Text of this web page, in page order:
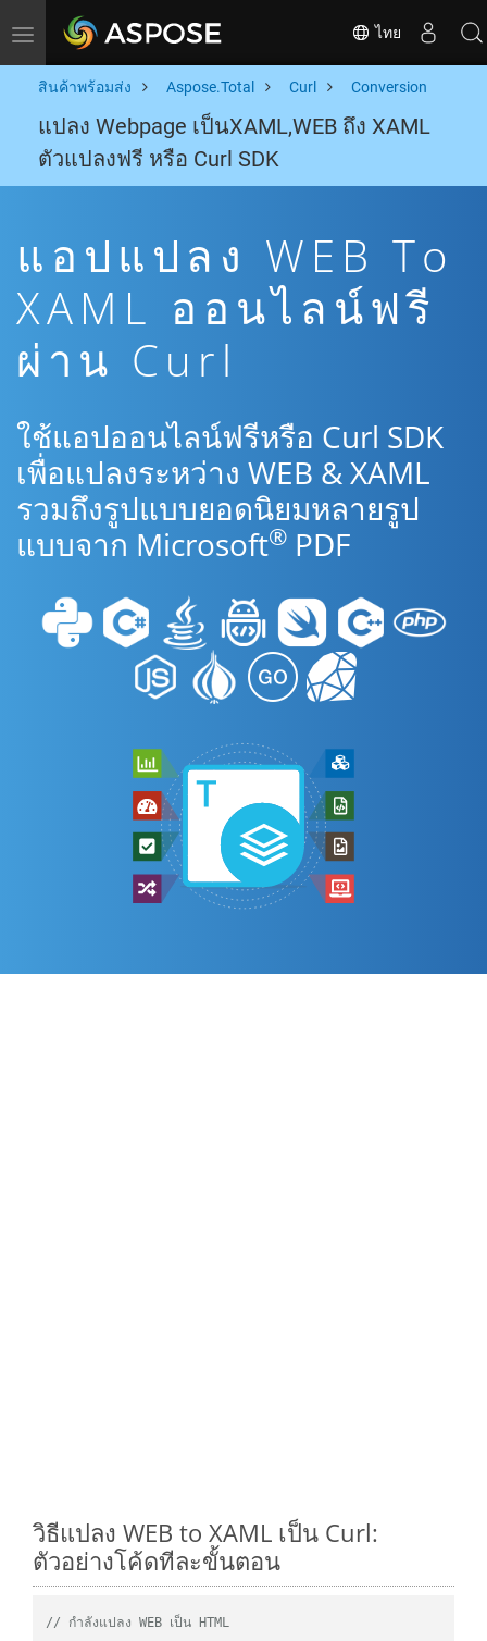
Toggle navigation ไทย
สินค้าพร้อมส่ง Aspose.Total Curl Conversion
แปลง Webpage เป็นXAML,WEB ถึง XAML
ตัวแปลงฟรี หรือ Curl SDK
แอปแปลง WEB To
XAML ออนไลน์ฟรี
ผ่าน Curl
ใช้แอปออนไลน์ฟรีหรือ Curl SDK
เพื่อแปลงระหว่าง WEB & XAML
รวมถึงรูปแบบยอดนิยมหลายรูป
แบบจาก Microsoft® PDF
วิธีแปลง WEB to XAML เป็น Curl:
ตัวอย่างโค้ดทีละขั้นตอน
// กำลังแปลง WEB เป็น HTML